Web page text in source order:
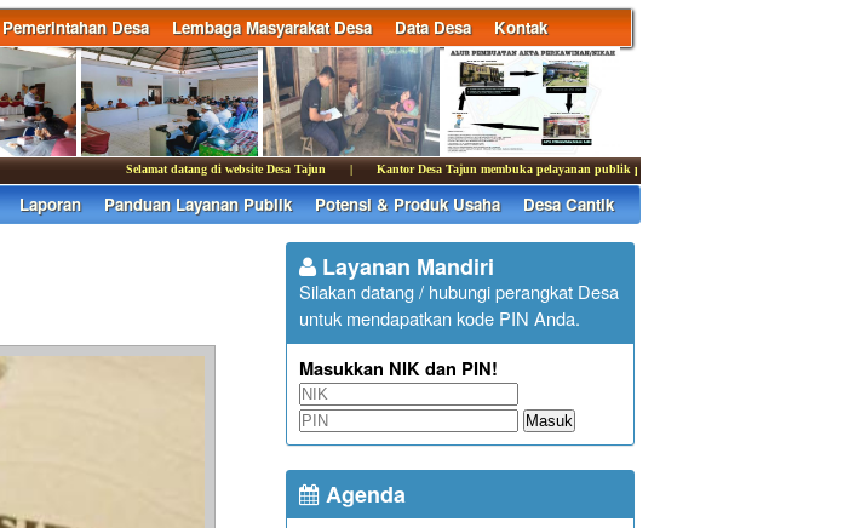
Pemerintahan Desa Lembaga Masyarakat Desa Data Desa Kontak
Selamat datang di website Desa Tajun | Kantor Desa Tajun membuka pelayanan publik pada hari Senin - kamis pukul 07.30 - 13.00
Laporan Panduan Layanan Publik Potensi & Produk Usaha Desa Cantik
Layanan Mandiri
Silakan datang / hubungi perangkat Desa
untuk mendapatkan kode PIN Anda.
Masukkan NIK dan PIN!
Masuk
Agenda